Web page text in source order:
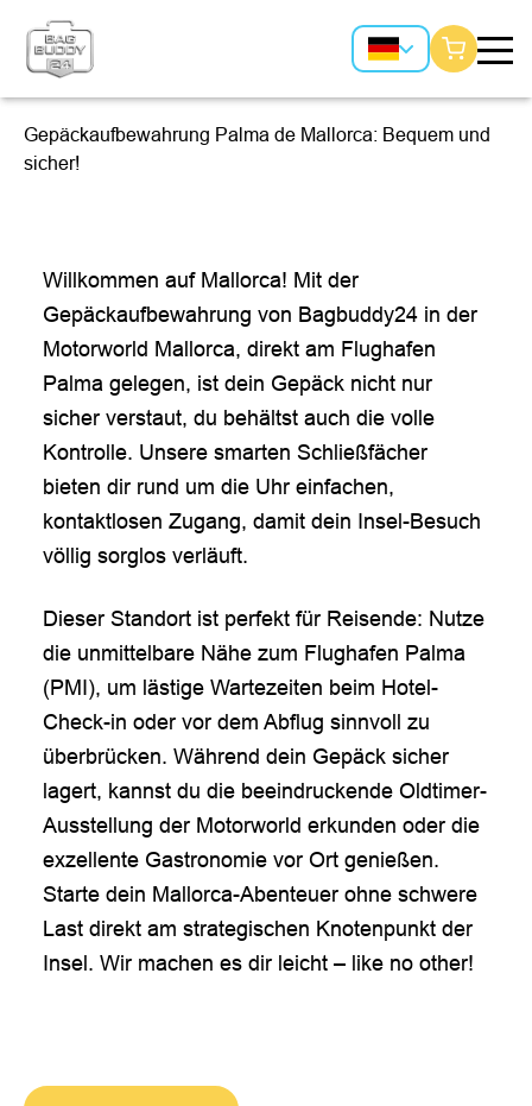
Gepäckaufbewahrung Palma de Mallorca: Bequem und
sicher!
Willkommen auf Mallorca! Mit der
Gepäckaufbewahrung von Bagbuddy24 in der
Motorworld Mallorca, direkt am Flughafen
Palma gelegen, ist dein Gepäck nicht nur
sicher verstaut, du behältst auch die volle
Kontrolle. Unsere smarten Schließfächer
bieten dir rund um die Uhr einfachen,
kontaktlosen Zugang, damit dein Insel-Besuch
völlig sorglos verläuft.
Dieser Standort ist perfekt für Reisende: Nutze
die unmittelbare Nähe zum Flughafen Palma
(PMI), um lästige Wartezeiten beim Hotel-
Check-in oder vor dem Abflug sinnvoll zu
überbrücken. Während dein Gepäck sicher
lagert, kannst du die beeindruckende Oldtimer-
Ausstellung der Motorworld erkunden oder die
exzellente Gastronomie vor Ort genießen.
Starte dein Mallorca-Abenteuer ohne schwere
Last direkt am strategischen Knotenpunkt der
Insel. Wir machen es dir leicht – like no other!